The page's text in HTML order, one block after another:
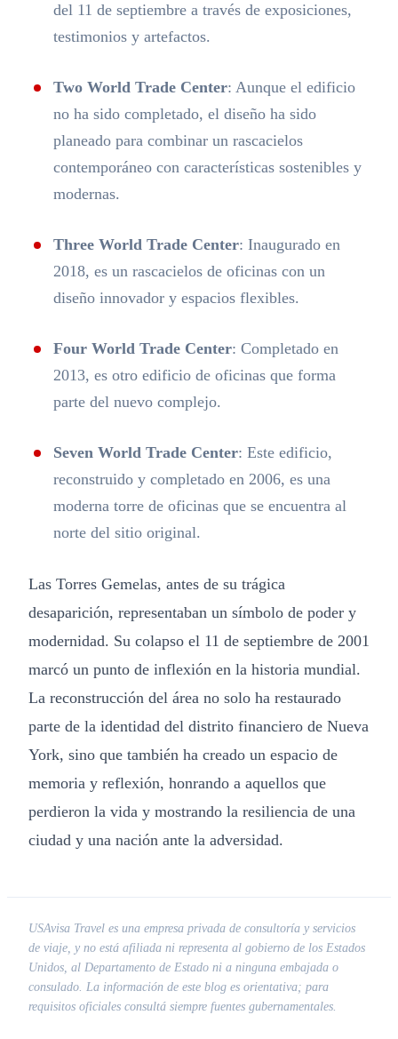
del 11 de septiembre a través de exposiciones,
testimonios y artefactos.
Two World Trade Center: Aunque el edificio
no ha sido completado, el diseño ha sido
planeado para combinar un rascacielos
contemporáneo con características sostenibles y
modernas.
Three World Trade Center: Inaugurado en
2018, es un rascacielos de oficinas con un
diseño innovador y espacios flexibles.
Four World Trade Center: Completado en
2013, es otro edificio de oficinas que forma
parte del nuevo complejo.
Seven World Trade Center: Este edificio,
reconstruido y completado en 2006, es una
moderna torre de oficinas que se encuentra al
norte del sitio original.
Las Torres Gemelas, antes de su trágica
desaparición, representaban un símbolo de poder y
modernidad. Su colapso el 11 de septiembre de 2001
marcó un punto de inflexión en la historia mundial.
La reconstrucción del área no solo ha restaurado
parte de la identidad del distrito financiero de Nueva
York, sino que también ha creado un espacio de
memoria y reflexión, honrando a aquellos que
perdieron la vida y mostrando la resiliencia de una
ciudad y una nación ante la adversidad.
USAvisa Travel es una empresa privada de consultoría y servicios
de viaje, y no está afiliada ni representa al gobierno de los Estados
Unidos, al Departamento de Estado ni a ninguna embajada o
consulado. La información de este blog es orientativa; para
requisitos oficiales consultá siempre fuentes gubernamentales.